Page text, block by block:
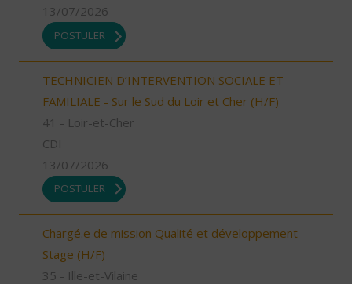
13/07/2026
POSTULER
TECHNICIEN D’INTERVENTION SOCIALE ET
FAMILIALE - Sur le Sud du Loir et Cher (H/F)
41 - Loir-et-Cher
CDI
13/07/2026
POSTULER
Chargé.e de mission Qualité et développement -
Stage (H/F)
35 - Ille-et-Vilaine